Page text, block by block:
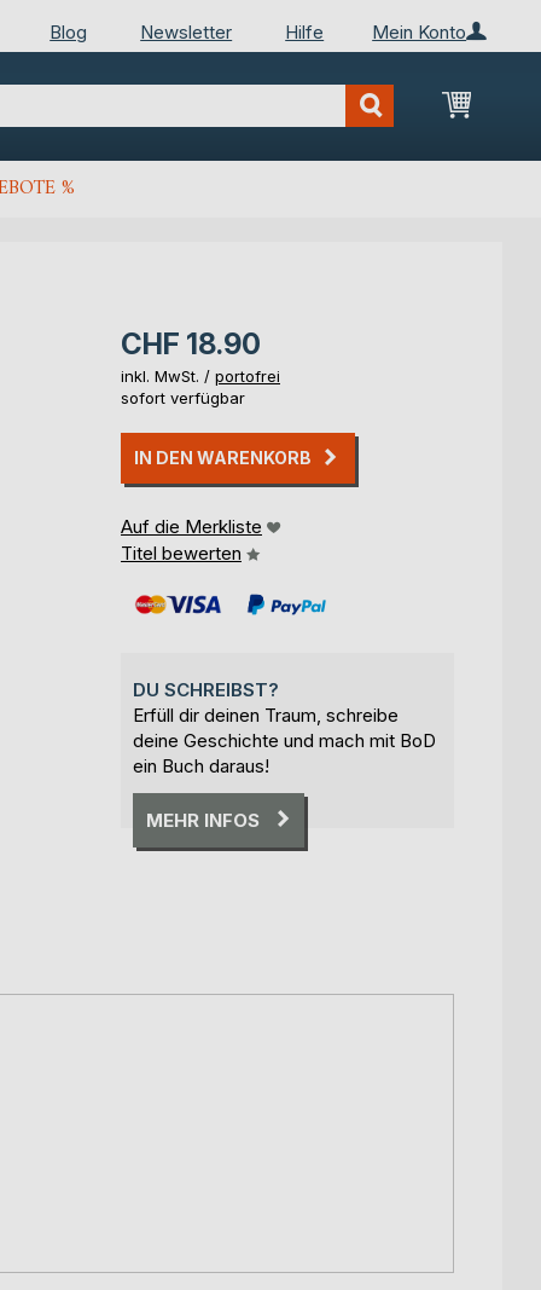
Mein Konto
Blog Newsletter Hilfe
Mein
%
CHF 18.90
inkl. MwSt. / portofrei
sofort verfügbar
IN DEN WARENKORB
Auf die Merkliste
Titel bewerten
DU SCHREIBST?
Erfüll dir deinen Traum, schreibe
deine Geschichte und mach mit BoD
ein Buch daraus!
MEHR INFOS